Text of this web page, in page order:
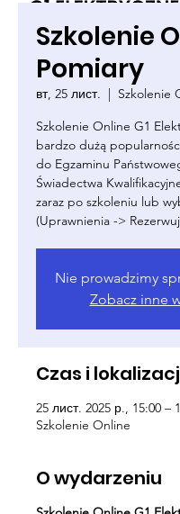
Szkolenie
Pomiary
вт, 25 лист.
  |
Szkolenie
Szkolenie Online G1
bardzo dużą
do Egzaminu
Świadectwa
zaraz po szkoleniu lub
(Uprawnienia ->
Nie prowadzimy
Zobacz inne
Czas i
25 лист. 2025 р., 15:00 –
Szkolenie Online
O wydarzeniu